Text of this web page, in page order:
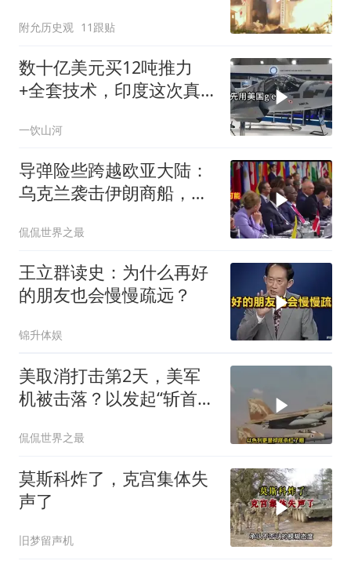
附允历史观 11跟贴
数十亿美元买12吨推力
+全套技术，印度这次真
一饮山河
导弹险些跨越欧亚大陆：
乌克兰袭击伊朗商船，差
雷”
侃侃世界之最
王立群读史：为什么再好
的朋友也会慢慢疏远？
锦升体娱
美取消打击第2天，美军
机被击落？以发起“斩首行
侃侃世界之最
莫斯科炸了，克宫集体失
声了
旧梦留声机